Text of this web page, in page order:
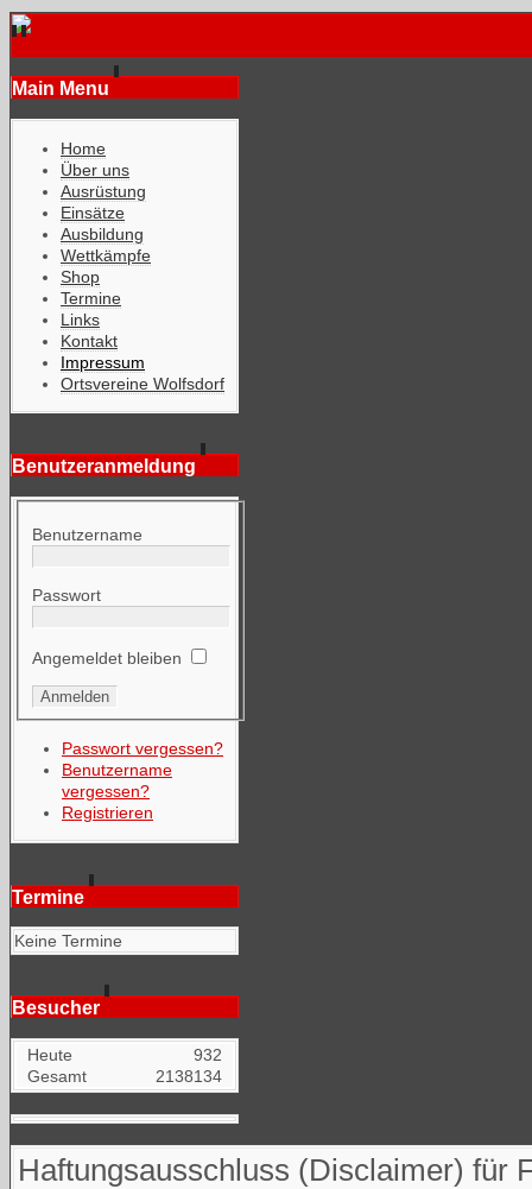
Main Menu
Home
Über uns
Ausrüstung
Einsätze
Ausbildung
Wettkämpfe
Shop
Termine
Links
Kontakt
Impressum
Ortsvereine Wolfsdorf
Benutzeranmeldung
Benutzername
Passwort
Angemeldet bleiben
Passwort vergessen?
Benutzername
vergessen?
Registrieren
Termine
Keine Termine
Besucher
Heute
932
Gesamt
2138134
Haftungsausschluss (Disclaimer) für